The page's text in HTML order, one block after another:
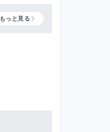
もっと見る